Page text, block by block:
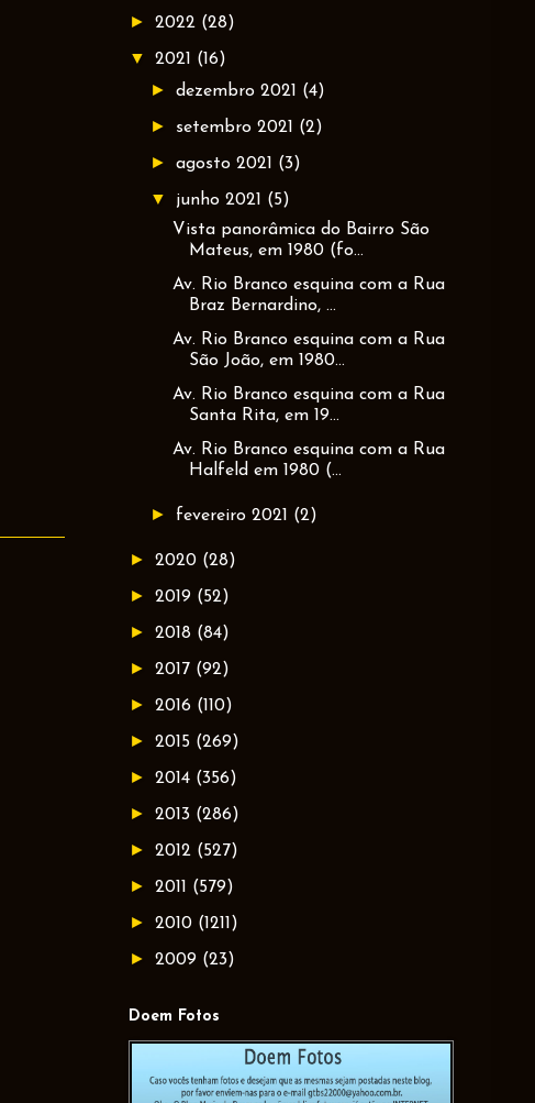
► 2022 (28)
▼ 2021 (16)
►dezembro 2021 (4)
► setembro 2021 (2)
►agosto 2021 (3)
▼ junho 2021 (5)
Vista panorâmica do Bairro São
Mateus, em 1980 (fo...
Av. Rio Branco esquina com a Rua
Braz Bernardino, ...
Av. Rio Branco esquina com a Rua
São João, em 1980...
Av. Rio Branco esquina com a Rua
Santa Rita, em 19...
Av. Rio Branco esquina com a Rua
Halfeld em 1980 (...
► fevereiro 2021 (2)
► 2020 (28)
► 2019 (52)
► 2018 (84)
► 2017 (92)
► 2016 (110)
► 2015 (269)
► 2014 (356)
► 2013 (286)
► 2012 (527)
► 2011 (579)
► 2010 (1211)
► 2009 (23)
Doem Fotos